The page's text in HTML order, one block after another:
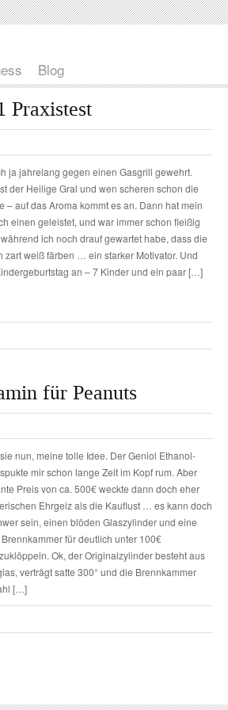
Blog
Praxistest
ja jahrelang gegen einen Gasgrill gewehrt.
der Heilige Gral und wen scheren schon die
– auf das Aroma kommt es an. Dann hat mein
einen geleistet, und war immer schon fleißig
ich noch drauf gewartet habe, dass die
zart weiß färben … ein starker Motivator. Und
an – 7 Kinder und ein paar […]
für Peanuts
nun, meine tolle Idee. Der Geniol Ethanol-
mir schon lange Zeit im Kopf rum. Aber
Preis von ca. 500€ weckte dann doch eher
Ehrgeiz als die Kauflust … es kann doch
sein, einen blöden Glaszylinder und eine
für deutlich unter 100€
Ok, der Originalzylinder besteht aus
verträgt satte 300° und die Brennkammer
[…]